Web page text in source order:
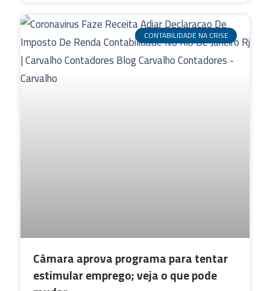
CONTABILIDADE NA CRISE
Câmara aprova programa para tentar
estimular emprego; veja o que pode